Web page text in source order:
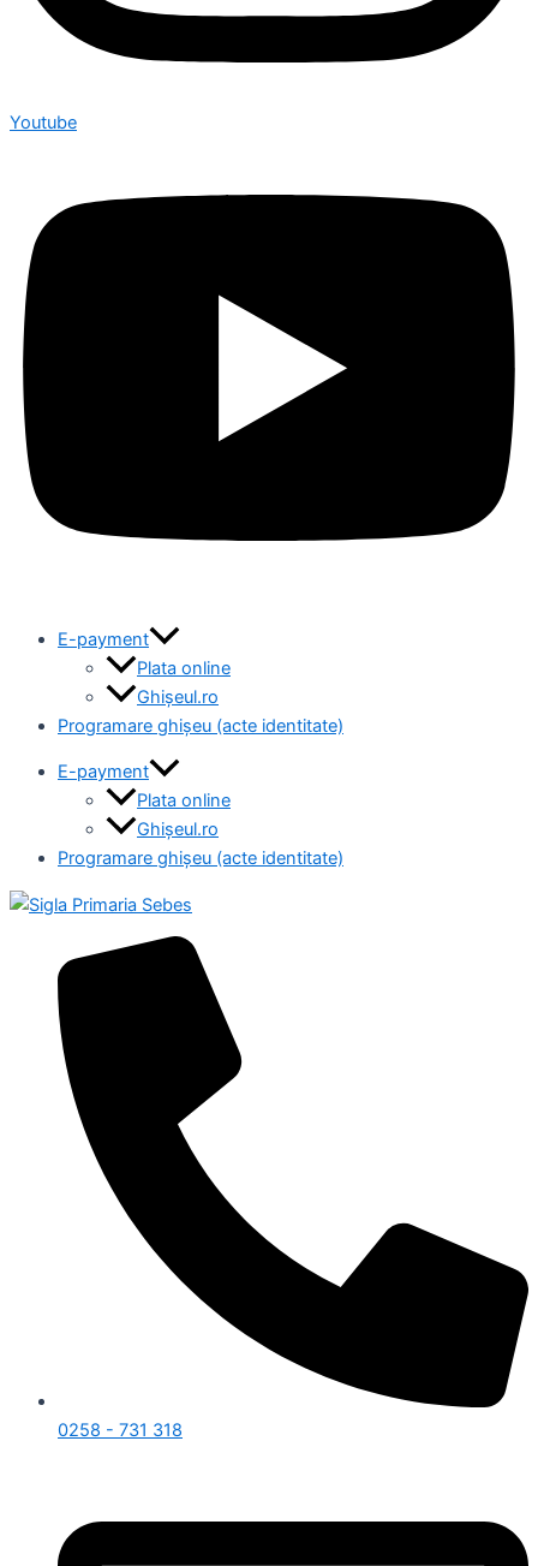
Youtube
E-payment
Plata online
Ghișeul.ro
Programare ghișeu (acte identitate)
E-payment
Plata online
Ghișeul.ro
Programare ghișeu (acte identitate)
0258 - 731 318